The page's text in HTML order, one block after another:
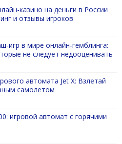
казино на деньги в России
и отзывы игроков
игр в мире онлайн-гемблинга:
не следует недооценивать
автомата Jet X: Взлетай
самолетом
игровой автомат с горячими